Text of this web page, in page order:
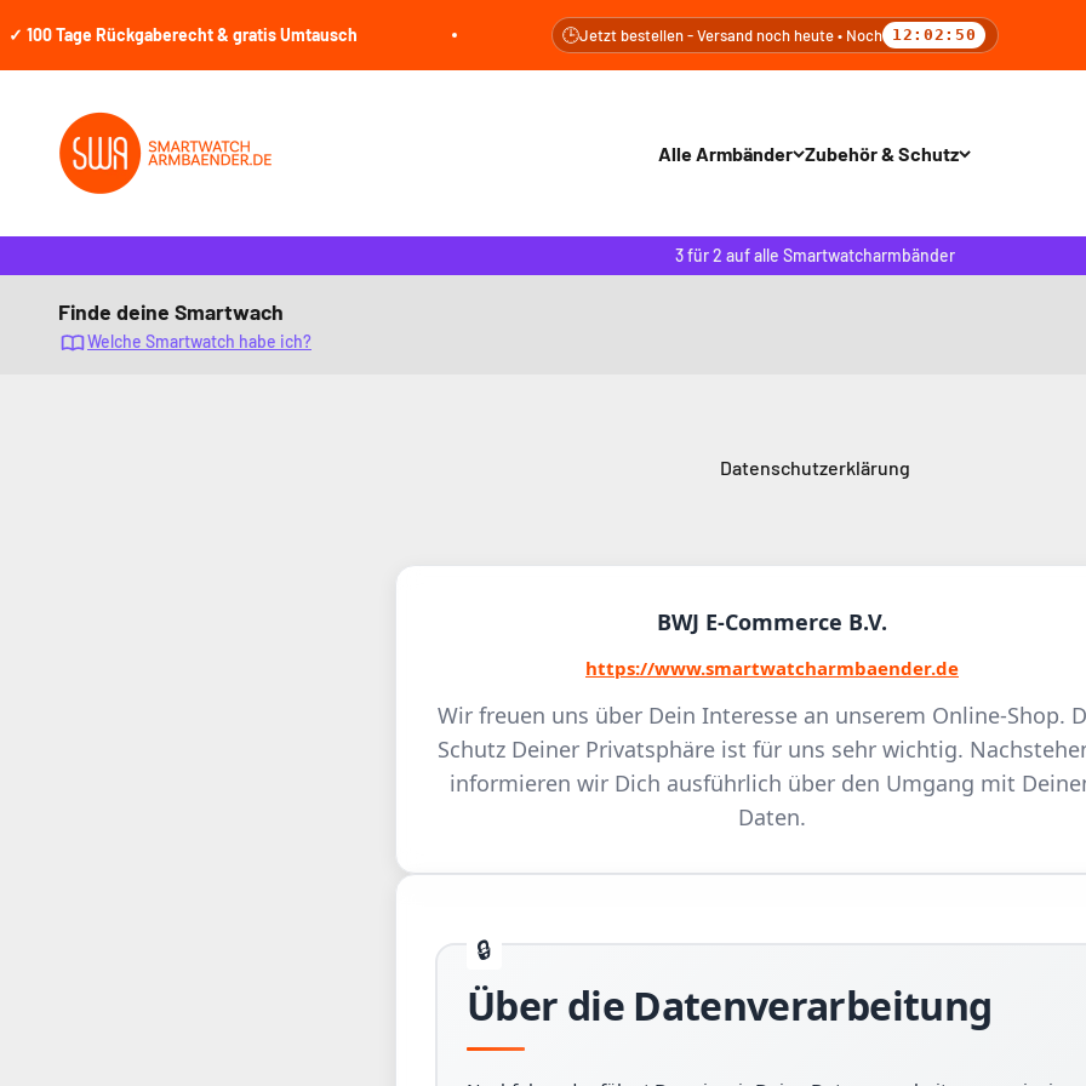
Tage Rückgaberecht & gratis Umtausch Jetzt bestellen - Versand noch heute • Noch 12:02:48
Alle Armbänder Zubehör & Schutz
smartwatcharmbaender.de
3 für 2 auf alle Smartwatcharmbänder
Finde deine Smartwach
Welche Smartwatch habe ich?
Datenschutzerklärung
BWJ E-Commerce B.V.
https://www.smartwatcharmbaender.de
Wir freuen uns über Dein Interesse an unserem Online-Shop.
Schutz Deiner Privatsphäre ist für uns sehr wichtig.
informieren wir Dich ausführlich über den Umgang mit
Daten.
Über die Datenverarbeitung